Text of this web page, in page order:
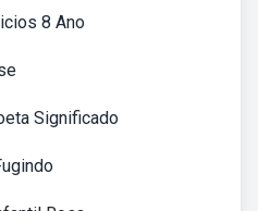
8 Ano
Significado